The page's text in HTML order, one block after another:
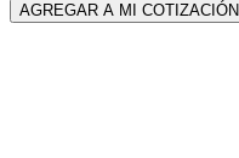
AGREGAR A MI COTIZACIÓN